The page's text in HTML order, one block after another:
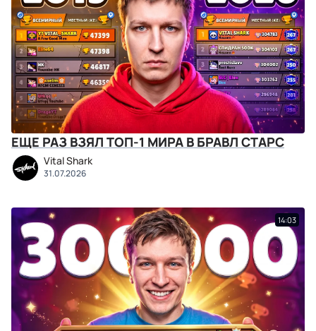
ЕЩЕ РАЗ ВЗЯЛ ТОП-1 МИРА В БРАВЛ СТАРС
Vital Shark
31.07.2026
14:03